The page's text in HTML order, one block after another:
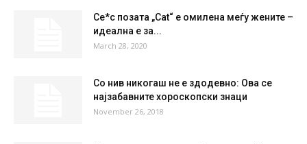
Се*с позата „Cat“ е омилена меѓу жените –
идеална е за...
March 28, 2020
Со нив никогаш не е здодевно: Ова се
најзабавните хороскопски знаци
November 26, 2018